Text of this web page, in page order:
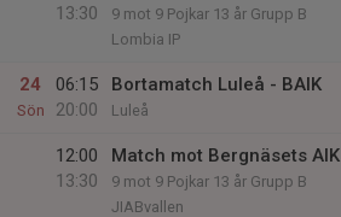
13:30
9 mot 9 Pojkar 13 år Grupp B
Lombia IP
24
Sön
06:15
20:00
Bortamatch Luleå - BAIK
Luleå
12:00
13:30
Match mot Bergnäsets AIK
9 mot 9 Pojkar 13 år Grupp B
JIABvallen